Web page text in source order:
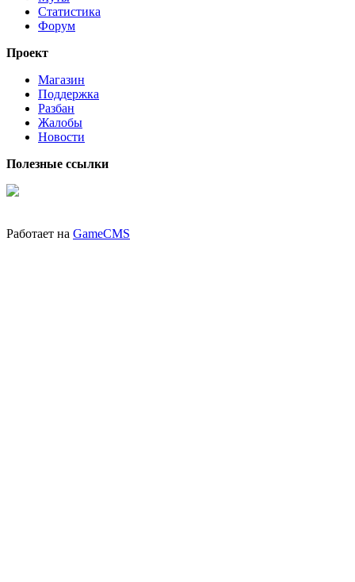
Статистика
Форум
Проект
Магазин
Поддержка
Разбан
Жалобы
Новости
Полезные ссылки
Работает на GameCMS